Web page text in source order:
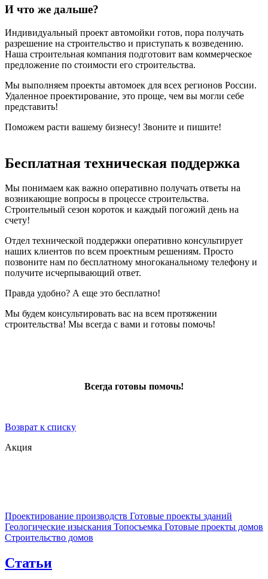
И что же дальше?
Индивидуальный проект автомойки готов, пора получать
разрешение на строительство и приступать к возведению.
Наша строительная компания подготовит вам коммерческое
предложение по стоимости его строительства.
Мы выполняем проекты автомоек для всех регионов России.
Удаленное проектирование, это проще, чем вы могли себе
представить!
Поможем расти вашему бизнесу! Звоните и пишите!
Бесплатная техническая поддержка
Мы понимаем как важно оперативно получать ответы на
возникающие вопросы в процессе строительства.
Строительный сезон короток и каждый погожий день на
счету!
Отдел технической поддержки оперативно консультирует
наших клиентов по всем проектным решениям. Просто
позвоните нам по бесплатному многоканальному телефону и
получите исчерпывающий ответ.
Правда удобно? А еще это бесплатно!
Мы будем консультировать вас на всем протяжении
строительства! Мы всегда с вами и готовы помочь!
Всегда готовы помочь!
Возврат к списку
Акция
Проектирование производств Готовые проекты зданий
Геологические изыскания Топосъемка Готовые проекты домов
Строительство домов
Статьи